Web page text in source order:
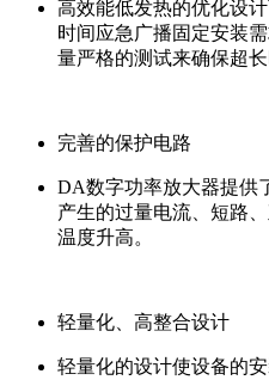
高效能低发热的优化设
时间应急广播固定安装
量严格的测试来确保超
完善的保护电路
DA数字功率放大器提供
产生的过量电流、短路
温度升高。
轻量化、高整合设计
轻量化的设计使设备的